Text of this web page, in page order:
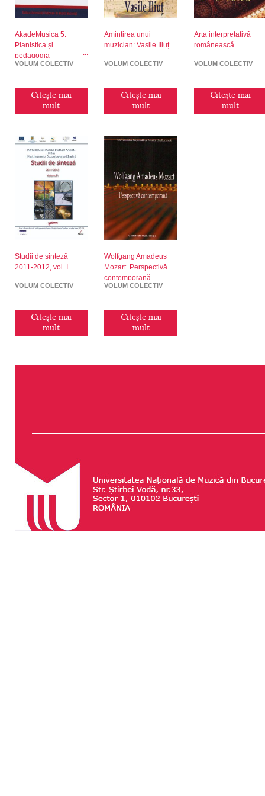
AkadeMusica 5.
Pianistica și
pedagogia
românească
VOLUM COLECTIV
Citește mai
mult
Amintirea unui
muzician: Vasile Iliuț
VOLUM COLECTIV
Citește mai
mult
Arta interpretativă
românească
VOLUM COLECTIV
Citește mai
mult
Studii de sinteză
2011-2012, vol. I
VOLUM COLECTIV
Citește mai
mult
Wolfgang Amadeus
Mozart. Perspectivă
contemporană
VOLUM COLECTIV
Citește mai
mult